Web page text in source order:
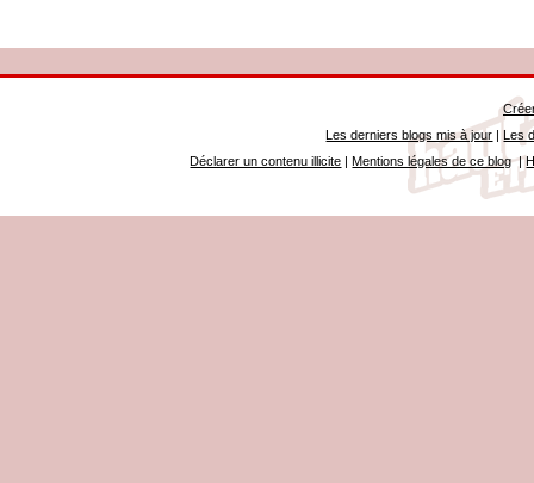
Les derniers blogs mis à jour |Les
Déclarer un contenu illicite |Mentions légales de ce blog|